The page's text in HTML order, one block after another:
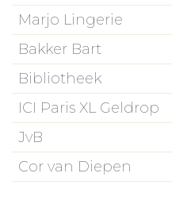
Marjo Lingerie
Bakker Bart
Bibliotheek
ICI Paris XL Geldrop
JvB
Cor van Diepen